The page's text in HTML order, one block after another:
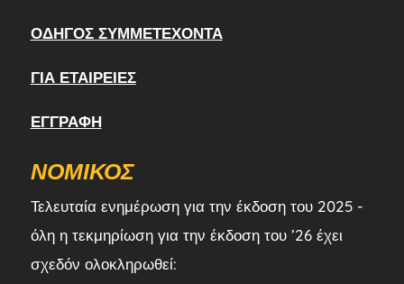
ΟΔΗΓΌΣ ΣΥΜΜΕΤΈΧΟΝΤΑ
ΓΙΑ ΕΤΑΙΡΕΊΕΣ
ΕΓΓΡΑΦΉ
ΝΟΜΙΚΌΣ
Τελευταία ενημέρωση για την έκδοση του 2025 -
όλη η τεκμηρίωση για την έκδοση του ’26 έχει
σχεδόν ολοκληρωθεί: